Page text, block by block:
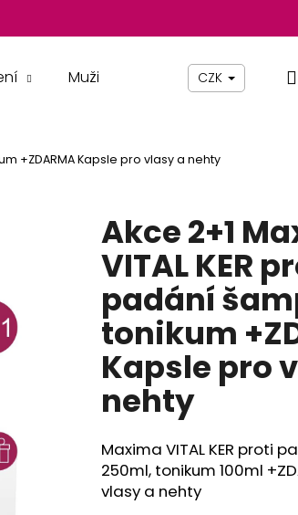
Muži Beauty By Simona
CZK
+ZDARMA Kapsle pro vlasy a nehty
Akce 2+1
VITAL KER
padání
tonikum
Kapsle pro
nehty
Maxima VITAL KER proti
250ml, tonikum 100ml
vlasy a nehty
BODY BY SIMONA PAPAYA ORGANICKÉ